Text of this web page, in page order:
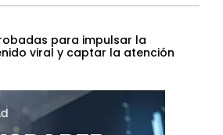
para impulsar la
viral y captar la atención